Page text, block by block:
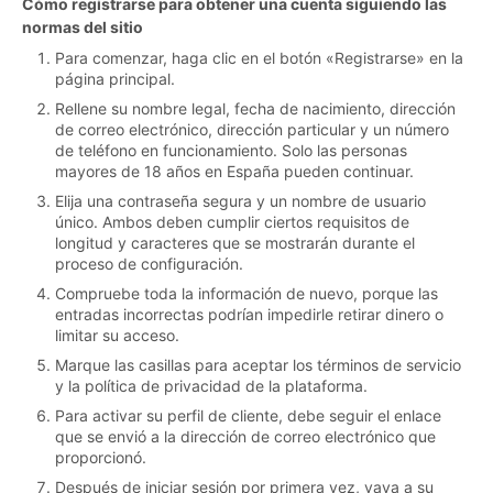
Cómo registrarse para obtener una cuenta siguiendo las
normas del sitio
Para comenzar, haga clic en el botón «Registrarse» en la
página principal.
Rellene su nombre legal, fecha de nacimiento, dirección
de correo electrónico, dirección particular y un número
de teléfono en funcionamiento. Solo las personas
mayores de 18 años en España pueden continuar.
Elija una contraseña segura y un nombre de usuario
único. Ambos deben cumplir ciertos requisitos de
longitud y caracteres que se mostrarán durante el
proceso de configuración.
Compruebe toda la información de nuevo, porque las
entradas incorrectas podrían impedirle retirar dinero o
limitar su acceso.
Marque las casillas para aceptar los términos de servicio
y la política de privacidad de la plataforma.
Para activar su perfil de cliente, debe seguir el enlace
que se envió a la dirección de correo electrónico que
proporcionó.
Después de iniciar sesión por primera vez, vaya a su